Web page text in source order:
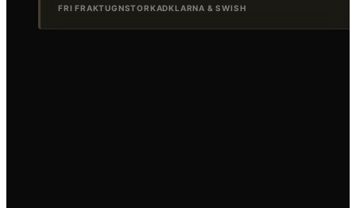
FRI FRAKTUGNSTORKADKLARNA & SWISH